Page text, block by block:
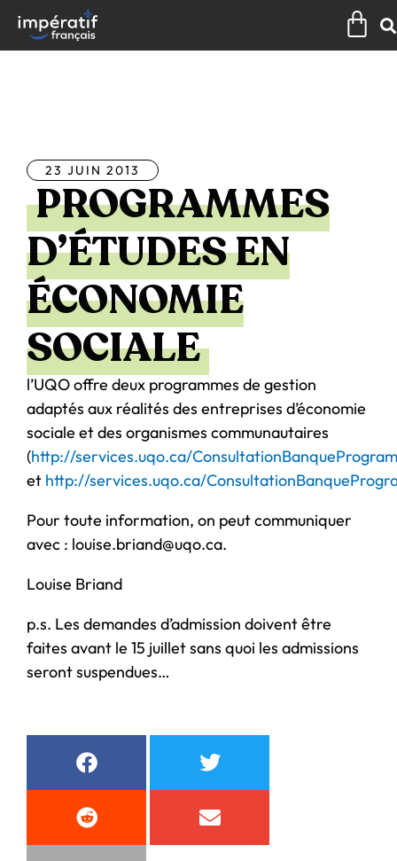
contenu
23 JUIN 2013
PROGRAMMES
D’ÉTUDES EN
ÉCONOMIE
SOCIALE
l’UQO offre deux programmes de gestion
adaptés aux réalités des entreprises d’économie
sociale et des organismes communautaires
(http://services.uqo.ca/
et http://services.uqo.ca/
Pour toute information, on peut communiquer
avec : louise.briand@uqo.ca.
Louise Briand
p.s. Les demandes d’admission doivent être
faites avant le 15 juillet sans quoi les admissions
seront suspendues…